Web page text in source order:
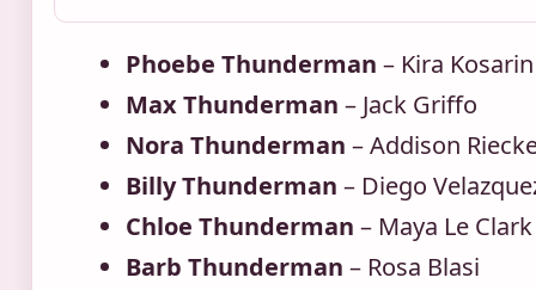
Phoebe Thunderman – Kira Kosarin
Max Thunderman – Jack Griffo
Nora Thunderman – Addison
Billy Thunderman – Diego
Chloe Thunderman – Maya Le Clark
Barb Thunderman – Rosa Blasi